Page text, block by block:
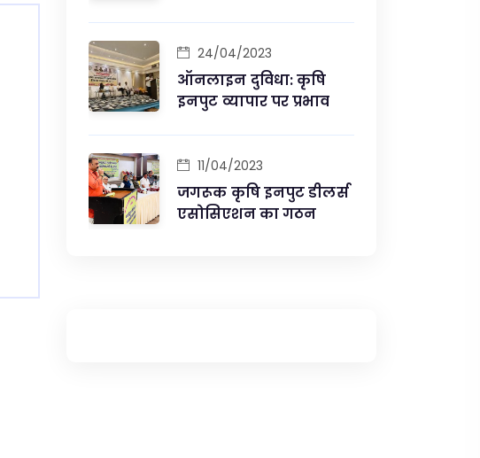
ऑनलाइन दुविधा: कृषि
इनपुट व्यापार पर प्रभाव
24/04/2023
जगरूक कृषि इनपुट डीलर्स
एसोसिएशन का गठन
11/04/2023